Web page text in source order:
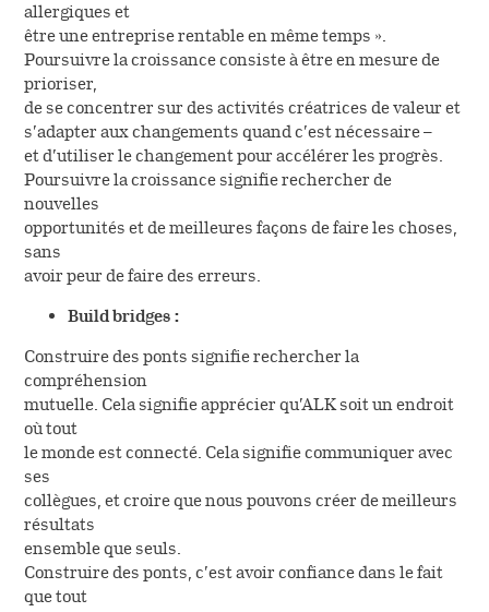
LE LABORATOIRE D'ALLERGOLOGIE DEVIENT
ALK
Le laboratoire d'Allergologie devient ALK
(Allergologisk Laboratorium København) et
s'établit à Hørsholm au Danemark en 1987.
DÉSENSIBILISATION PAR VOIE SUBLINGUALE
ALK commercialise le premier traitement de
désensibilisation sous forme de gouttes
sublinguales.
ALLERBIO REJOINT ALK
ALK s'implante en France par l'acquisition
d'Allerbio.
PREMIER COMPRIMÉ DE DÉSENSIBILISATION
ALK lance le premier comprimé de
désensibilisation au pollen de graminées avec une
autorisation de mise sur le marché (AMM)
allergiques et
être une entreprise rentable en même temps ».
Poursuivre la croissance consiste à être en mesure de
prioriser,
de se concentrer sur des activités créatrices de valeur et
s’adapter aux changements quand c’est nécessaire –
et d’utiliser le changement pour accélérer les progrès.
Poursuivre la croissance signifie rechercher de
nouvelles
opportunités et de meilleures façons de faire les choses,
sans
avoir peur de faire des erreurs.
Build bridges :
Construire des ponts signifie rechercher la
compréhension
mutuelle. Cela signifie apprécier qu’ALK soit un endroit
où tout
le monde est connecté. Cela signifie communiquer avec
ses
collègues, et croire que nous pouvons créer de meilleurs
résultats
ensemble que seuls.
Construire des ponts, c’est avoir confiance dans le fait
que tout